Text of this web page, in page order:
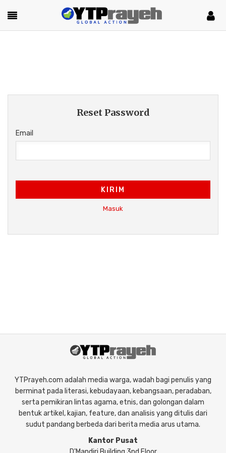
Reset Password
Email
KIRIM
Masuk
YTPrayeh.com adalah media warga, wadah bagi penulis yang
berminat pada literasi, kebudayaan, kebangsaan, peradaban,
serta pemikiran lintas agama, etnis, dan golongan dalam
bentuk artikel, kajian, feature, dan analisis yang ditulis dari
sudut pandang berbeda dari berita media arus utama.
Kantor Pusat